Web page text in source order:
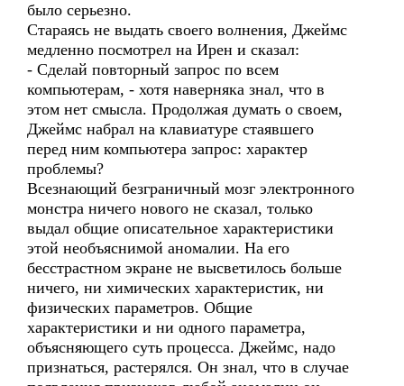
было серьезно.
Стараясь не выдать своего волнения, Джеймс
медленно посмотрел на Ирен и сказал:
- Сделай повторный запрос по всем
компьютерам, - хотя наверняка знал, что в
этом нет смысла. Продолжая думать о своем,
Джеймс набрал на клавиатуре стаявшего
перед ним компьютера запрос: характер
проблемы?
Всезнающий безграничный мозг электронного
монстра ничего нового не сказал, только
выдал общие описательное характеристики
этой необъяснимой аномалии. На его
бесстрастном экране не высветилось больше
ничего, ни химических характеристик, ни
физических параметров. Общие
характеристики и ни одного параметра,
объясняющего суть процесса. Джеймс, надо
признаться, растерялся. Он знал, что в случае